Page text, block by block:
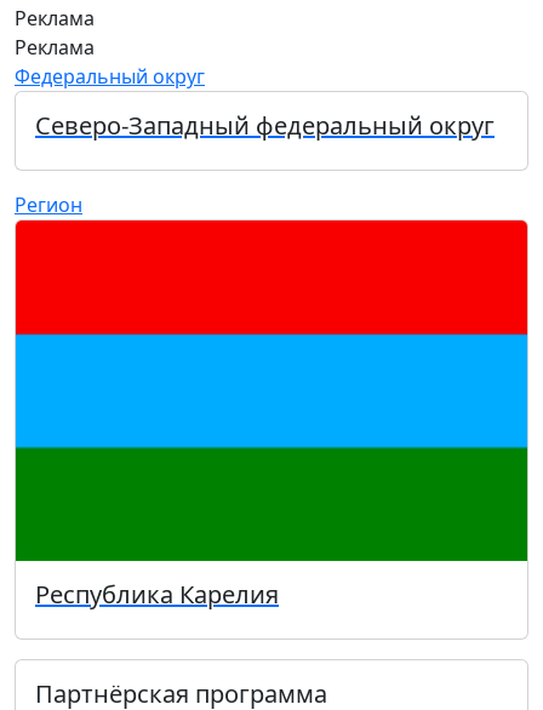
Реклама
Реклама
Федеральный округ
Северо-Западный федеральный округ
Регион
Республика Карелия
Партнёрская программа